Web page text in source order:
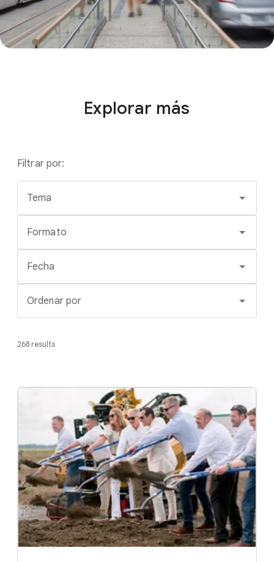
Explorar más
Filtrar por:
Tema
Formato
Fecha
Ordenar por
268 results